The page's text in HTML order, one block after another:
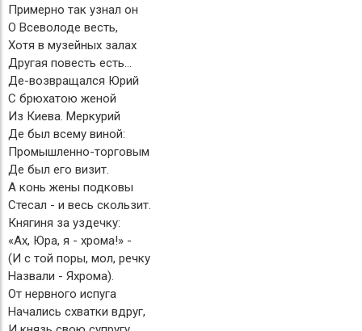
Примерно так узнал он
О Всеволоде весть,
Хотя в музейных залах
Другая повесть есть…
Де-возвращался Юрий
С брюхатою женой
Из Киева. Меркурий
Де был всему виной:
Промышленно-торговым
Де был его визит.
А конь жены подковы
Стесал - и весь скользит.
Княгиня за уздечку:
«Ах, Юра, я - хрома!» -
(И с той поры, мол, речку
Назвали - Яхрома).
От нервного испуга
Начались схватки вдруг,